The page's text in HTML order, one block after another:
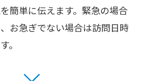
簡単に伝えます。緊急の場合
お急ぎでない場合は訪問日時
。